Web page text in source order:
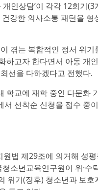
개인상담’이 각각 12회
강한 의사소통 패턴을
겪는 복합적인 정서 위
하고자 한다면서 아동 개
선을 다하겠다고 전했다.
학교에 재학 중인 다문화
선착순 신청을 접수 중
법 제29조에 의거해 성
소년교육연구원이 위·
위기(징후) 청소년과 보